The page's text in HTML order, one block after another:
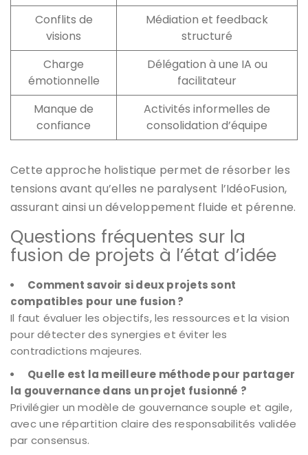
Conflits de
visions
Médiation et feedback
structuré
Charge
émotionnelle
Délégation à une IA ou
facilitateur
Manque de
confiance
Activités informelles de
consolidation d’équipe
Cette approche holistique permet de résorber les
tensions avant qu’elles ne paralysent l’IdéoFusion,
assurant ainsi un développement fluide et pérenne.
Questions fréquentes sur la
fusion de projets à l’état d’idée
Comment savoir si deux projets sont
compatibles pour une fusion ?
Il faut évaluer les objectifs, les ressources et la vision
pour détecter des synergies et éviter les
contradictions majeures.
Quelle est la meilleure méthode pour partager
la gouvernance dans un projet fusionné ?
Privilégier un modèle de gouvernance souple et agile,
avec une répartition claire des responsabilités validée
par consensus.